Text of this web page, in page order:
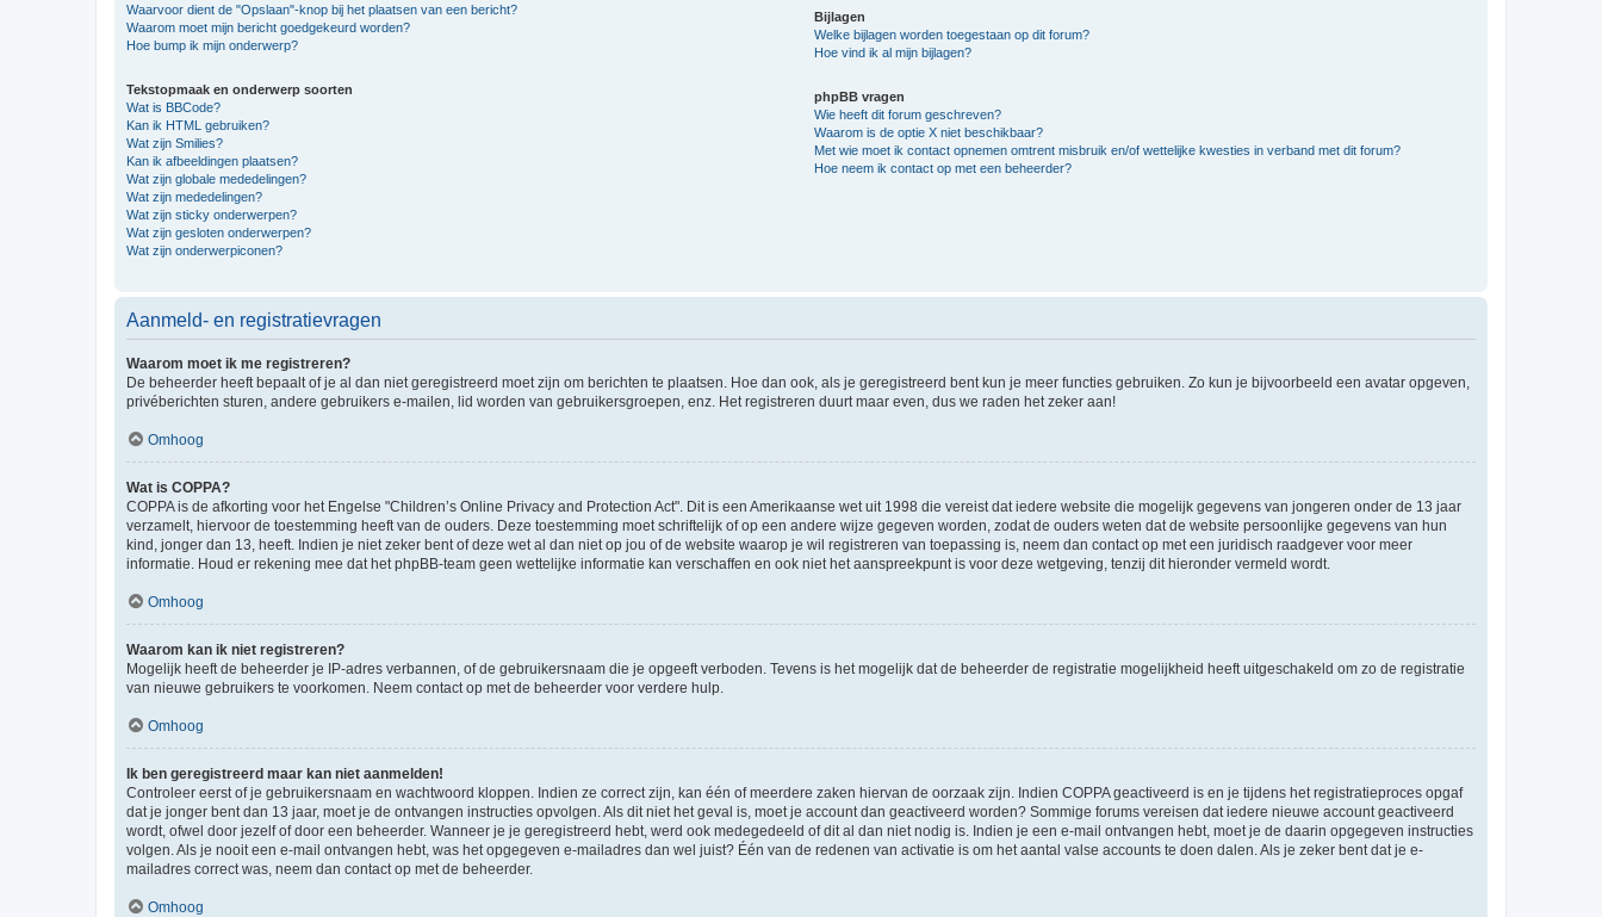
Waarvoor dient de "Opslaan"-knop bij het plaatsen van een bericht?
Waarom moet mijn bericht goedgekeurd worden?
Hoe bump ik mijn onderwerp?
Tekstopmaak en onderwerp soorten
Wat is BBCode?
Kan ik HTML gebruiken?
Wat zijn Smilies?
Kan ik afbeeldingen plaatsen?
Wat zijn globale mededelingen?
Wat zijn mededelingen?
Wat zijn sticky onderwerpen?
Wat zijn gesloten onderwerpen?
Wat zijn onderwerpiconen?
Bijlagen
Welke bijlagen worden toegestaan op dit forum?
Hoe vind ik al mijn bijlagen?
phpBB vragen
Wie heeft dit forum geschreven?
Waarom is de optie X niet beschikbaar?
Met wie moet ik contact opnemen omtrent misbruik en/of wettelijke kwesties in verband met dit forum?
Hoe neem ik contact op met een beheerder?
Aanmeld- en registratievragen
Waarom moet ik me registreren?
De beheerder heeft bepaalt of je al dan niet geregistreerd moet zijn om berichten te plaatsen. Hoe dan ook, als je geregistreerd bent kun je meer functies gebruiken. Zo kun je bijvoorbeeld een avatar opgeven,
privéberichten sturen, andere gebruikers e-mailen, lid worden van gebruikersgroepen, enz. Het registreren duurt maar even, dus we raden het zeker aan!
Omhoog
Wat is COPPA?
COPPA is de afkorting voor het Engelse "Children’s Online Privacy and Protection Act". Dit is een Amerikaanse wet uit 1998 die vereist dat iedere website die mogelijk gegevens van jongeren onder de 13 jaar
verzamelt, hiervoor de toestemming heeft van de ouders. Deze toestemming moet schriftelijk of op een andere wijze gegeven worden, zodat de ouders weten dat de website persoonlijke gegevens van hun
kind, jonger dan 13, heeft. Indien je niet zeker bent of deze wet al dan niet op jou of de website waarop je wil registreren van toepassing is, neem dan contact op met een juridisch raadgever voor meer
informatie. Houd er rekening mee dat het phpBB-team geen wettelijke informatie kan verschaffen en ook niet het aanspreekpunt is voor deze wetgeving, tenzij dit hieronder vermeld wordt.
Omhoog
Waarom kan ik niet registreren?
Mogelijk heeft de beheerder je IP-adres verbannen, of de gebruikersnaam die je opgeeft verboden. Tevens is het mogelijk dat de beheerder de registratie mogelijkheid heeft uitgeschakeld om zo de registratie
van nieuwe gebruikers te voorkomen. Neem contact op met de beheerder voor verdere hulp.
Omhoog
Ik ben geregistreerd maar kan niet aanmelden!
Controleer eerst of je gebruikersnaam en wachtwoord kloppen. Indien ze correct zijn, kan één of meerdere zaken hiervan de oorzaak zijn. Indien COPPA geactiveerd is en je tijdens het registratieproces opgaf
dat je jonger bent dan 13 jaar, moet je de ontvangen instructies opvolgen. Als dit niet het geval is, moet je account dan geactiveerd worden? Sommige forums vereisen dat iedere nieuwe account geactiveerd
wordt, ofwel door jezelf of door een beheerder. Wanneer je je geregistreerd hebt, werd ook medegedeeld of dit al dan niet nodig is. Indien je een e-mail ontvangen hebt, moet je de daarin opgegeven instructies
volgen. Als je nooit een e-mail ontvangen hebt, was het opgegeven e-mailadres dan wel juist? Één van de redenen van activatie is om het aantal valse accounts te doen dalen. Als je zeker bent dat je e-
mailadres correct was, neem dan contact op met de beheerder.
Omhoog